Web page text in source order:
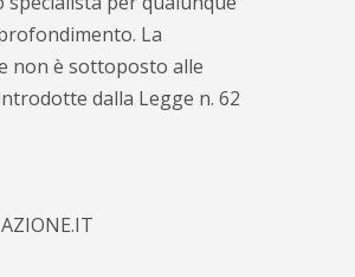
La
non è sottoposto alle
dalla Legge n. 62